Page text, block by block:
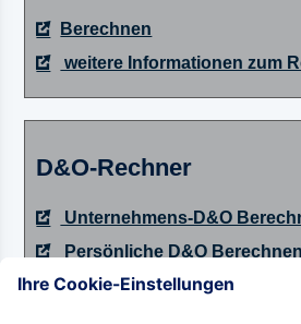
Berechnen
weitere Informationen zum
D&O-Rechner
Unternehmens-D&O
Persönliche D&O Berechnen
Vereins-D&O Berechnen